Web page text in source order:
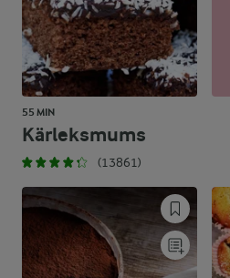
55 MIN
Kärleksmums
(13861)